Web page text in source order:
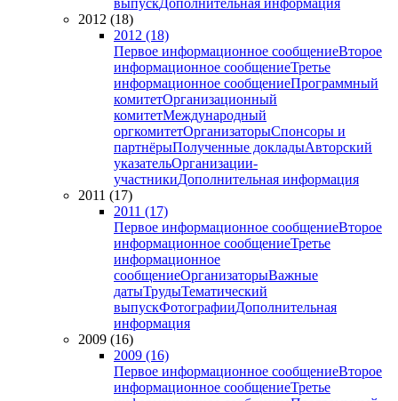
выпускДополнительная информация
2012 (18)
2012 (18)
Первое информационное сообщениеВторое
информационное сообщениеТретье
информационное сообщениеПрограммный
комитетОрганизационный
комитетМеждународный
оргкомитетОрганизаторыСпонсоры и
партнёрыПолученные докладыАвторский
указательОрганизации-
участникиДополнительная информация
2011 (17)
2011 (17)
Первое информационное сообщениеВторое
информационное сообщениеТретье
информационное
сообщениеОрганизаторыВажные
датыТрудыТематический
выпускФотографииДополнительная
информация
2009 (16)
2009 (16)
Первое информационное сообщениеВторое
информационное сообщениеТретье